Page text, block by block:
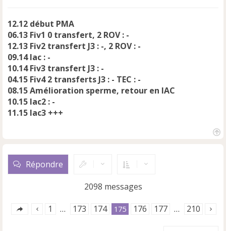
12.12 début PMA
06.13 Fiv1 0 transfert, 2 ROV : -
12.13 Fiv2 transfert J3 : -, 2 ROV : -
09.14 Iac : -
10.14 Fiv3 transfert J3 : -
04.15 Fiv4 2 transferts J3 : - TEC : -
08.15 Amélioration sperme, retour en IAC
10.15 Iac2 : -
11.15 Iac3 +++
Répondre
2098 messages
1 … 173 174 175 176 177 … 210